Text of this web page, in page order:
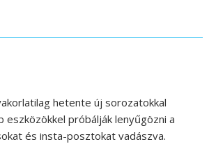
hetente új sorozatokkal
próbálják lenyűgözni a
és insta-posztokat vadászva.